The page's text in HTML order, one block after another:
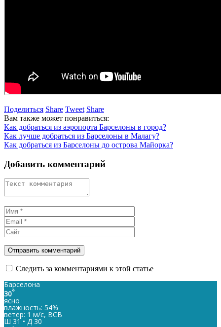
Поделиться Share Tweet Share
Вам также может понравиться:
Как добраться из аэропорта Барселоны в город?
Как лучше добраться из Барселоны в Малагу?
Как добраться из Барселоны до острова Майорка?
Добавить комментарий
Следить за комментариями к этой статье
Барселона
30°
ясно
влажность: 54%
ветер: 1 м/с, ВСВ
Ш 31 • Д 30